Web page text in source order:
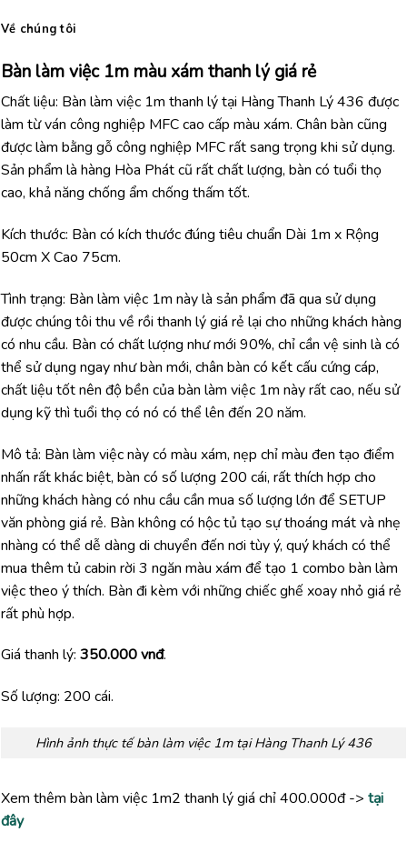
Về chúng tôi
Bàn làm việc 1m màu xám thanh lý giá rẻ
Chất liệu: Bàn làm việc 1m thanh lý tại Hàng Thanh Lý 436 được
làm từ ván công nghiệp MFC cao cấp màu xám. Chân bàn cũng
được làm bằng gỗ công nghiệp MFC rất sang trọng khi sử dụng.
Sản phẩm là hàng Hòa Phát cũ rất chất lượng, bàn có tuổi thọ
cao, khả năng chống ẩm chống thấm tốt.
Kích thước: Bàn có kích thước đúng tiêu chuẩn Dài 1m x Rộng
50cm X Cao 75cm.
Tình trạng: Bàn làm việc 1m này là sản phẩm đã qua sử dụng
được chúng tôi thu về rồi thanh lý giá rẻ lại cho những khách hàng
có nhu cầu. Bàn có chất lượng như mới 90%, chỉ cần vệ sinh là có
thể sử dụng ngay như bàn mới, chân bàn có kết cấu cứng cáp,
chất liệu tốt nên độ bền của bàn làm việc 1m này rất cao, nếu sử
dụng kỹ thì tuổi thọ có nó có thể lên đến 20 năm.
Mô tả: Bàn làm việc này có màu xám, nẹp chỉ màu đen tạo điểm
nhấn rất khác biệt, bàn có số lượng 200 cái, rất thích hợp cho
những khách hàng có nhu cầu cần mua số lượng lớn để SETUP
văn phòng giá rẻ. Bàn không có hộc tủ tạo sự thoáng mát và nhẹ
nhàng có thể dễ dàng di chuyển đến nơi tùy ý, quý khách có thể
mua thêm tủ cabin rời 3 ngăn màu xám để tạo 1 combo bàn làm
việc theo ý thích. Bàn đi kèm với những chiếc ghế xoay nhỏ giá rẻ
rất phù hợp.
Giá thanh lý: 350.000 vnđ.
Số lượng: 200 cái.
Hình ảnh thực tế bàn làm việc 1m tại Hàng Thanh Lý 436
Xem thêm bàn làm việc 1m2 thanh lý giá chỉ 400.000đ -> tại
đây